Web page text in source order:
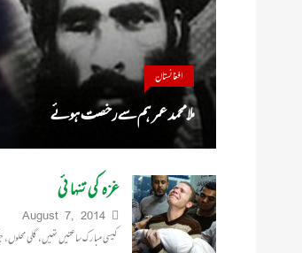
افغانستان
ملا محمد عمر ہم سے رخصت ہوئے
غزہ کی تنہائی
August 7, 2014
کیسی مبا رک ساعتیں تھیں، گلی